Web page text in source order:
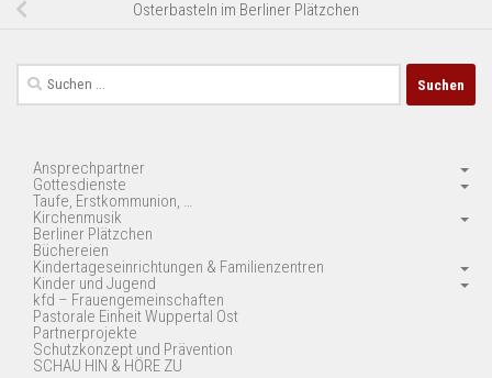
Osterbasteln im Berliner Plätzchen
Suchen
nach:
Ansprechpartner
Gottesdienste
Taufe, Erstkommunion, …
Kirchenmusik
Berliner Plätzchen
Büchereien
Kindertageseinrichtungen & Familienzentren
Kinder und Jugend
kfd – Frauengemeinschaften
Pastorale Einheit Wuppertal Ost
Partnerprojekte
Schutzkonzept und Prävention
SCHAU HIN & HÖRE ZU